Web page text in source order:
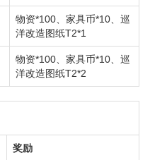
物资*100、家具币*10、巡
洋改造图纸T2*1
物资*100、家具币*10、巡
洋改造图纸T2*2
奖励